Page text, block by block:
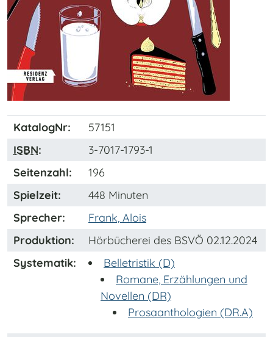
KatalogNr:
57151
ISBN:
3-7017-1793-1
Seitenzahl:
196
Spielzeit:
448 Minuten
Sprecher:
Frank, Alois
Produktion:
Hörbücherei des BSVÖ 02.12.2024
Systematik:
Belletristik (D)
Romane, Erzählungen und
Novellen (DR)
Prosaanthologien (DR.A)